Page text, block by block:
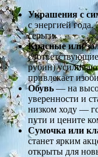
Украшения с
с энергией
серьги.
Красные или
рубин)
привлекает
Обувь— на
уверенности и
низком ходу —
пути и цените
Сумочка или
станет ярким
открыты для